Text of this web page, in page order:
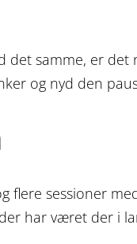
samme, er
og nyd den
sessioner
har været der i